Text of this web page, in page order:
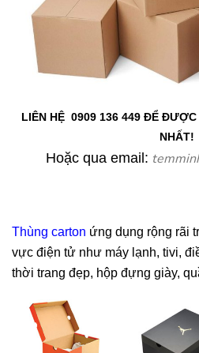
LIÊN HỆ 0909 136 449 ĐỂ ĐƯỢC
NHẤT!
Hoặc qua email:
Thùng carton ứng dụng rộng rãi
vực điện tử như máy lạnh, tivi,
thời trang đẹp, hộp đựng giày,